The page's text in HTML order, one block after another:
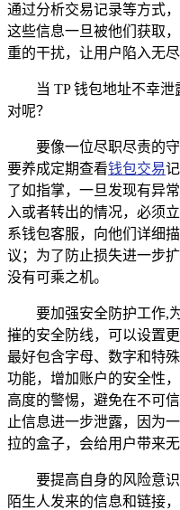
通过分析交易记录等方式
这些信息一旦被他们获取
重的干扰，让用户陷入无尽
当 TP 钱包地址不幸
对呢？
要像一位尽职尽责的
要养成定期查看钱包交易
了如指掌，一旦发现有异
入或者转出的情况，必须
系钱包客服，向他们详细
议；为了防止损失进一步
没有可乘之机。
要加强安全防护工作,
摧的安全防线，可以设置
最好包含字母、数字和特
功能，增加账户的安全性
高度的警惕，避免在不可
止信息进一步泄露，因为
拉的盒子，会给用户带来无
要提高自身的风险意
陌生人发来的信息和链接